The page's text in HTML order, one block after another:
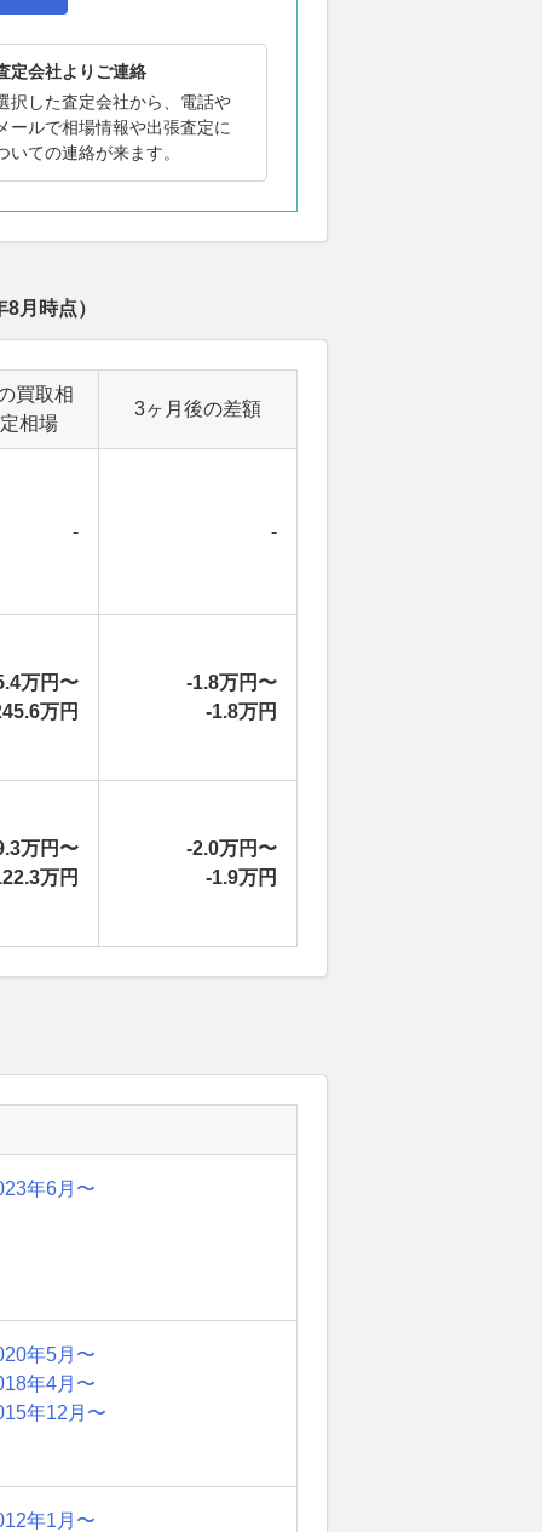
定会社よりご連絡
択した査定会社から、電話や
ールで相場情報や出張査定に
いての連絡が来ます。
8月 時点）
買取相
相場
3ヶ月後の差額
- -
万円〜
万円
-1.8万円〜
-1.8万円
万円〜
万円
-2.0万円〜
-1.9万円
年6月〜
年5月〜
年4月〜
年12月〜
年1月〜